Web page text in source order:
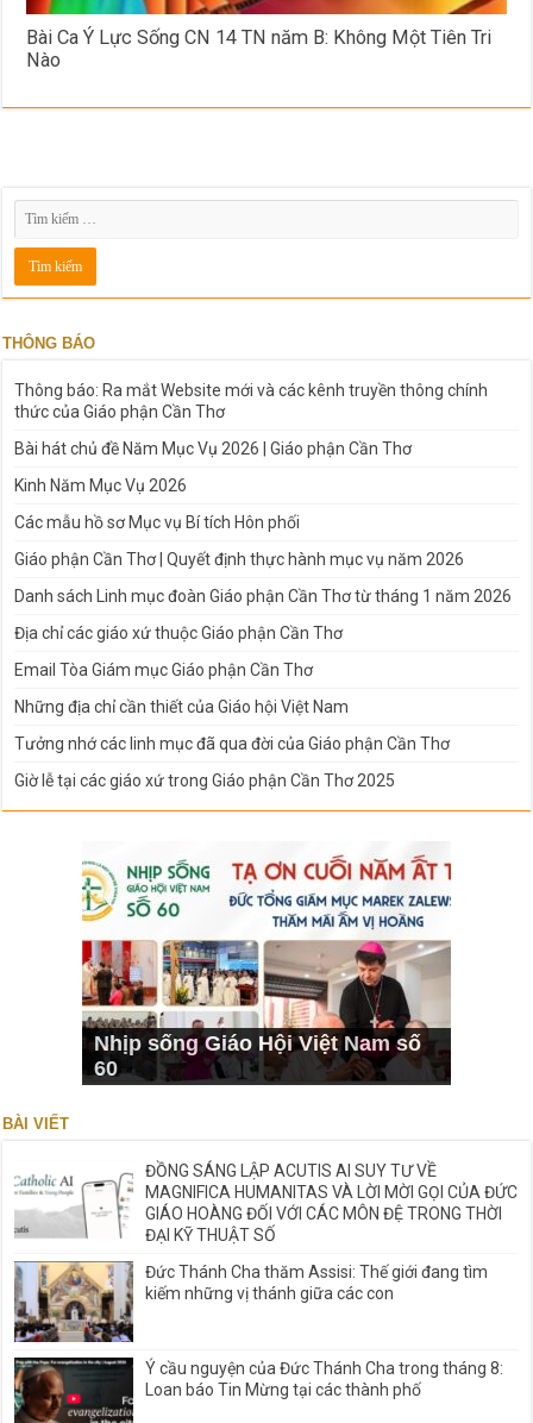
Bài Ca Ý Lực Sống CN 14 TN năm B: Không Một Tiên Tri
Nào
THÔNG BÁO
Thông báo: Ra mắt Website mới và các kênh truyền thông chính
thức của Giáo phận Cần Thơ
Bài hát chủ đề Năm Mục Vụ 2026 | Giáo phận Cần Thơ
Kinh Năm Mục Vụ 2026
Các mẫu hồ sơ Mục vụ Bí tích Hôn phối
Giáo phận Cần Thơ | Quyết định thực hành mục vụ năm 2026
Danh sách Linh mục đoàn Giáo phận Cần Thơ từ tháng 1 năm 2026
Địa chỉ các giáo xứ thuộc Giáo phận Cần Thơ
Email Tòa Giám mục Giáo phận Cần Thơ
Những địa chỉ cần thiết của Giáo hội Việt Nam
Tưởng nhớ các linh mục đã qua đời của Giáo phận Cần Thơ
Giờ lễ tại các giáo xứ trong Giáo phận Cần Thơ 2025
Nhịp sống Giáo Hội Việt Nam số
60
BÀI VIẾT
ĐỒNG SÁNG LẬP ACUTIS AI SUY TƯ VỀ
MAGNIFICA HUMANITAS VÀ LỜI MỜI GỌI CỦA ĐỨC
GIÁO HOÀNG ĐỐI VỚI CÁC MÔN ĐỆ TRONG THỜI
ĐẠI KỸ THUẬT SỐ
Đức Thánh Cha thăm Assisi: Thế giới đang tìm
kiếm những vị thánh giữa các con
Ý cầu nguyện của Đức Thánh Cha trong tháng 8:
Loan báo Tin Mừng tại các thành phố